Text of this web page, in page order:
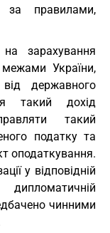
за правилами,
зарахування
України,
державного
такий дохід
такий
податку та
оподаткування.
у відповідній
дипломатичній
чинними